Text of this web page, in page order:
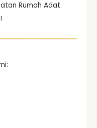
Rumah Adat